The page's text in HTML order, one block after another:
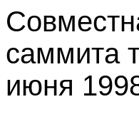
саммита
июня